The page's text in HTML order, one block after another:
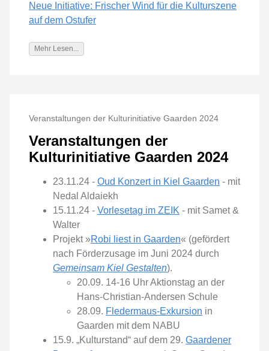
Neue Initiative: Frischer Wind für die Kulturszene
auf dem Ostufer
Mehr Lesen...
Veranstaltungen der Kulturinitiative Gaarden 2024
Veranstaltungen der
Kulturinitiative Gaarden 2024
23.11.24 - Oud Konzert in Kiel Gaarden - mit
Nedal Aldaiekh
15.11.24 - Vorlesetag im ZEIK - mit Samet &
Walter
Projekt »Robi liest in Gaarden« (gefördert
nach Förderzusage im Juni 2024 durch
Gemeinsam Kiel Gestalten).
20.09. 14-16 Uhr Aktionstag an der
Hans-Christian-Andersen Schule
28.09. Fledermaus-Exkursion in
Gaarden mit dem NABU
15.9. „Kulturstand“ auf dem 29. Gaardener